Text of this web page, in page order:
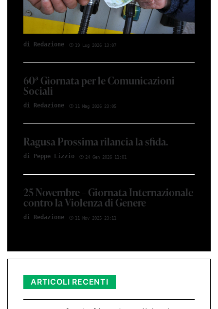
di Redazione 19 Lug 2026 13:07
60ª Giornata per le Comunicazioni
Sociali
di Redazione 11 Mag 2026 23:05
Ragusa Prossima rilancia la sfida.
di Peppe Lizzio 24 Gen 2026 11:01
25 Novembre – Giornata Internazionale
contro la Violenza di Genere
di Redazione 11 Nov 2025 23:11
ARTICOLI RECENTI